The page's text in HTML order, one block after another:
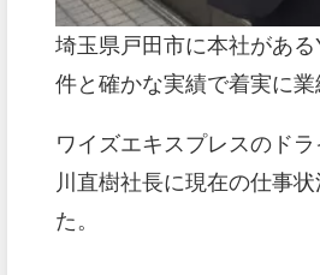
埼玉県戸田市に本社があ
件と確かな実績で着実に
ワイズエキスプレスのド
川直樹社長に現在の仕事
た。